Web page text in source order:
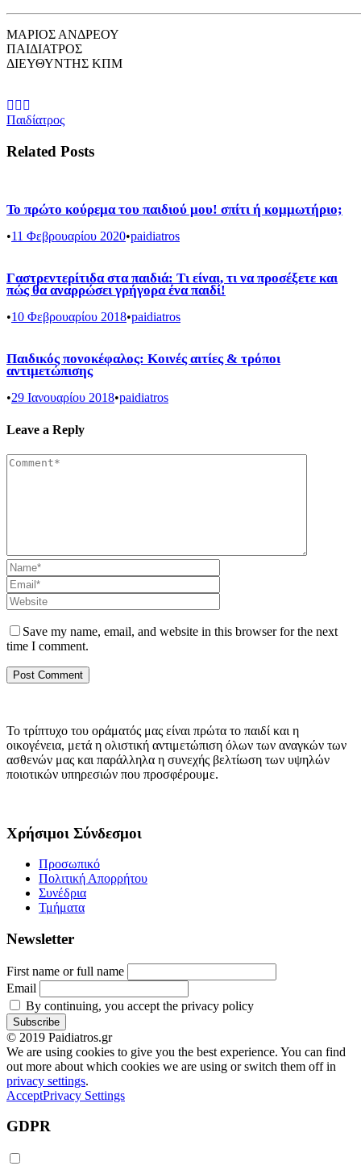
ΜΑΡΙΟΣ ΑΝΔΡΕΟΥ
ΠΑΙΔΙΑΤΡΟΣ
ΔΙΕΥΘΥΝΤΗΣ ΚΠΜ
Παιδίατρος
Related Posts
Το πρώτο κούρεμα του παιδιού μου! σπίτι ή κομμωτήριο;
•11 Φεβρουαρίου 2020•paidiatros
Γαστρεντερίτιδα στα παιδιά: Τι είναι, τι να προσέξετε και
πώς θα αναρρώσει γρήγορα ένα παιδί!
•10 Φεβρουαρίου 2018•paidiatros
Παιδικός πονοκέφαλος: Κοινές αιτίες & τρόποι
αντιμετώπισης
•29 Ιανουαρίου 2018•paidiatros
Leave a Reply
Save my name, email, and website in this browser for the next
time I comment.
Το τρίπτυχο του οράματός μας είναι πρώτα το παιδί και η
οικογένεια, μετά η ολιστική αντιμετώπιση όλων των αναγκών των
ασθενών μας και παράλληλα η συνεχής βελτίωση των υψηλών
ποιοτικών υπηρεσιών που προσφέρουμε.
Χρήσιμοι Σύνδεσμοι
Προσωπικό
Πολιτική Απορρήτου
Συνέδρια
Τμήματα
Newsletter
First name or full name
Email
By continuing, you accept the privacy policy
© 2019 Paidiatros.gr
We are using cookies to give you the best experience. You can find
out more about which cookies we are using or switch them off in
privacy settings.
AcceptPrivacy Settings
GDPR